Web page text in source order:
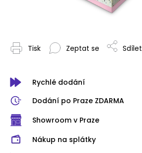
Tisk Zeptat se Sdílet
Rychlé dodání
Dodání po Praze ZDARMA
Showroom v Praze
Nákup na splátky